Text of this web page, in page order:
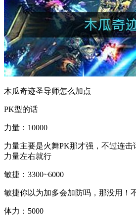
木瓜奇迹圣导师怎么加点
PK型的话
力量：10000
力量主要是火舞PK那才强，不过连击
力量左右就行
敏捷：3300~6000
敏捷你以为加多会加防吗，那没用！
体力：5000